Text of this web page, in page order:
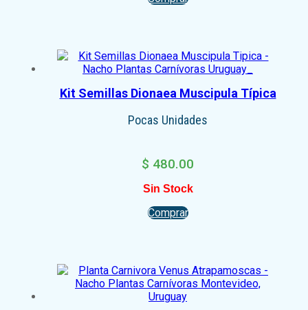
Kit Semillas Dionaea Muscipula Típica
Pocas Unidades
$ 480.00
Sin Stock
Comprar